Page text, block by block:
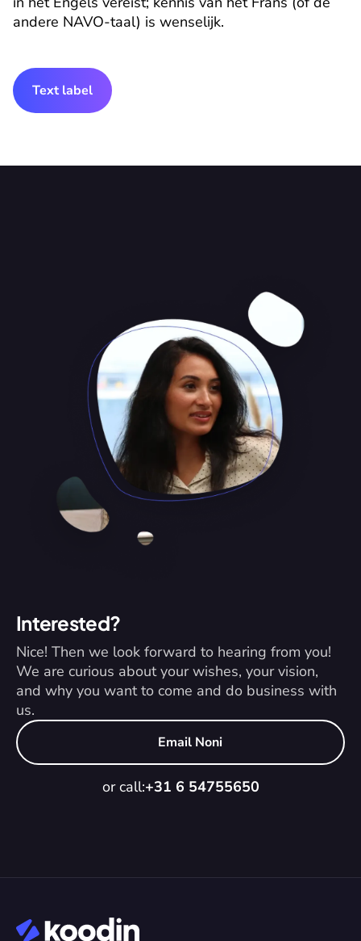
andere NAVO-taal) is wenselijk.
Text label
Interested?
Nice! Then we look forward to hearing from you!
We are curious about your wishes, your vision,
and why you want to come and do business with
us.
Email Noni
or call:+31 6 54755650